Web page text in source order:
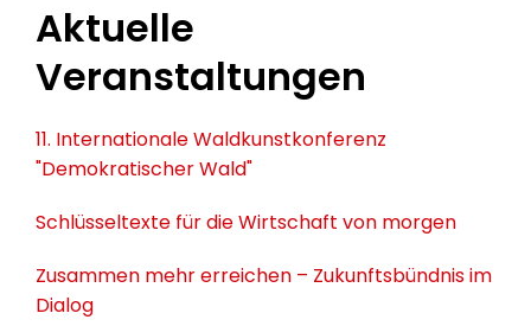
Aktuelle
Veranstaltungen
11. Internationale Waldkunstkonferenz
"Demokratischer Wald"
Schlüsseltexte für die Wirtschaft von morgen
Zusammen mehr erreichen – Zukunftsbündnis im
Dialog